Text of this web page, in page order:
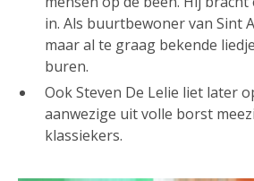
in. Als buurtbewoner van Sint
maar al te graag bekende
buren.
Ook Steven De Lelie liet later
aanwezige uit volle borst
klassiekers.